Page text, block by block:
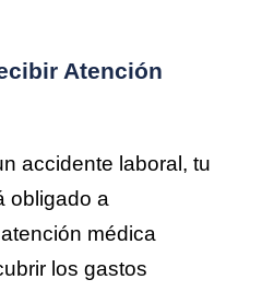
Atención
accidente laboral, tu
obligado a
médica
los gastos